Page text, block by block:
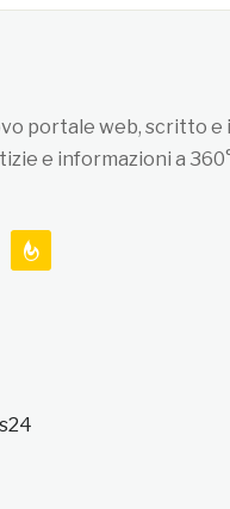
portale web, scritto e
e informazioni a
feedburner